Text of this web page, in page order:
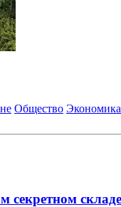
Общество Экономика
секретном